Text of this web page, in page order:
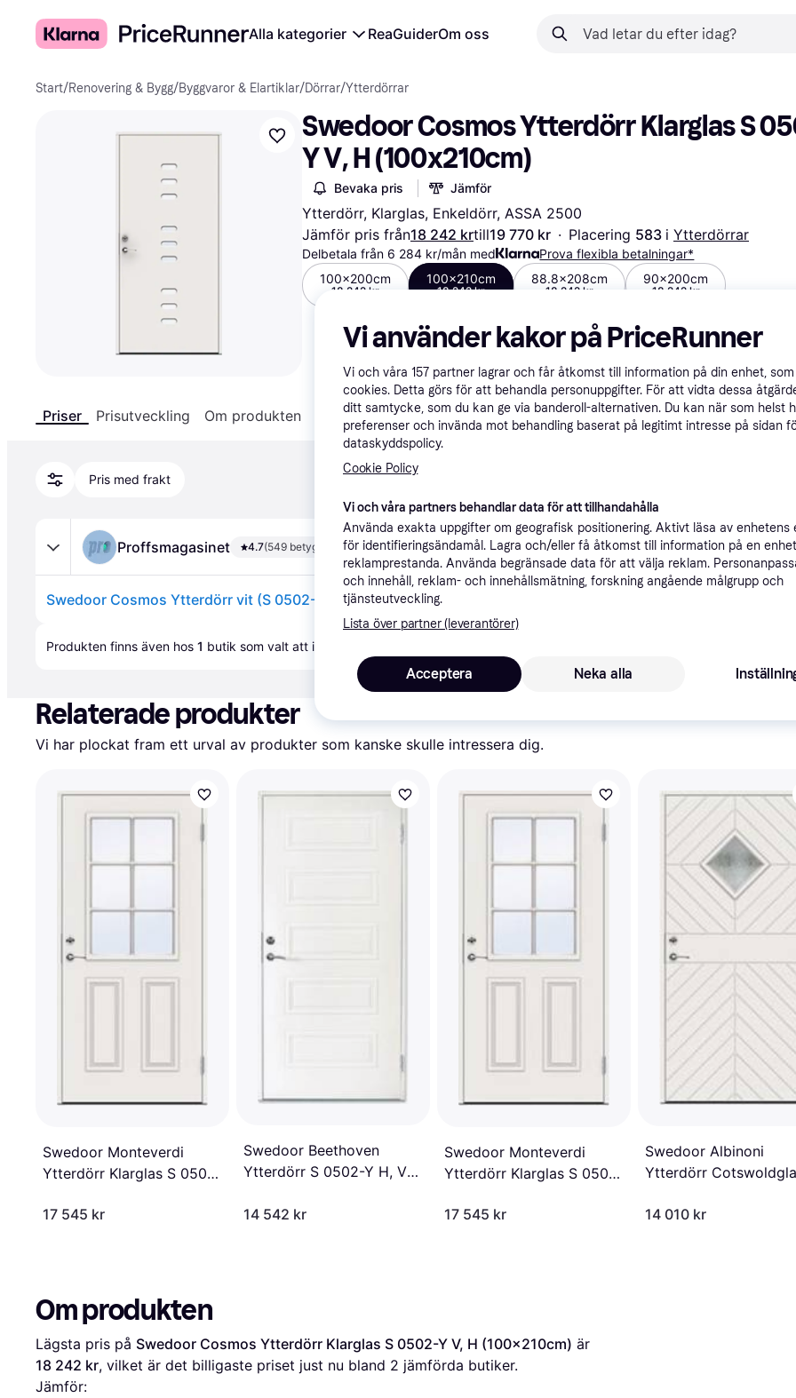
Alla kategorier ReaGuiderOm oss
Start/Renovering & Bygg/Byggvaror & Elartiklar/Dörrar/Ytterdörrar
Swedoor Cosmos Ytterdörr Klarglas S
Y V, H (100x210cm)
Bevaka pris Jämför
Ytterdörr, Klarglas, Enkeldörr, ASSA 2500
Jämför pris från18 242 krtill19 770 kr · Placering 583 i Ytterdörrar
Delbetala från 6 284 kr/mån med
Prova flexibla betalningar*
100x200cm
18 242 kr
100x210cm
18 242 kr
88.8x208cm
18 242 kr
90x200cm
18 242 kr
Priser Prisutveckling Om produkten Specifikationer
Pris med frakt
Proffsmagasinet 4.7(549 betyg)
Swedoor Cosmos Ytterdörr vit (S 0502-Y) 988x2080 mm 18
Produkten finns även hos 1 butik som valt att inte samarbeta med PriceRunner.
Relaterade produkter
Vi har plockat fram ett urval av produkter som kanske skulle intressera dig.
Swedoor Monteverdi
Ytterdörr Klarglas S 0502-
17 545 kr
Swedoor Beethoven
Ytterdörr S 0502-Y H, V
14 542 kr
Swedoor Monteverdi
Ytterdörr Klarglas S 0502-
17 545 kr
Swedoor Albinoni
Ytterdörr
14 010 kr
Om produkten
Lägsta pris på Swedoor Cosmos Ytterdörr Klarglas S 0502-Y V, H (100x210cm)
18 242 kr, vilket är det billigaste priset just nu bland 2 jämförda butiker.
Jämför:
Vi använder kakor på PriceRunner
Vi och våra 157 partner lagrar och får åtkomst till information på din enhet,
cookies. Detta görs för att behandla personuppgifter. För att vidta dessa
ditt samtycke, som du kan ge via banderoll-alternativen. Du kan när som helst
preferenser och invända mot behandling baserat på legitimt intresse på sidan
dataskyddspolicy.
Cookie Policy
Vi och våra partners behandlar data för att tillhandahålla
Använda exakta uppgifter om geografisk positionering. Aktivt läsa av enhetens
för identifieringsändamål. Lagra och/eller få åtkomst till information på en
reklamprestanda. Använda begränsade data för att välja reklam.
och innehåll, reklam- och innehållsmätning, forskning angående målgrupp och
tjänsteutveckling.
Lista över partner (leverantörer)
Neka alla
Acceptera